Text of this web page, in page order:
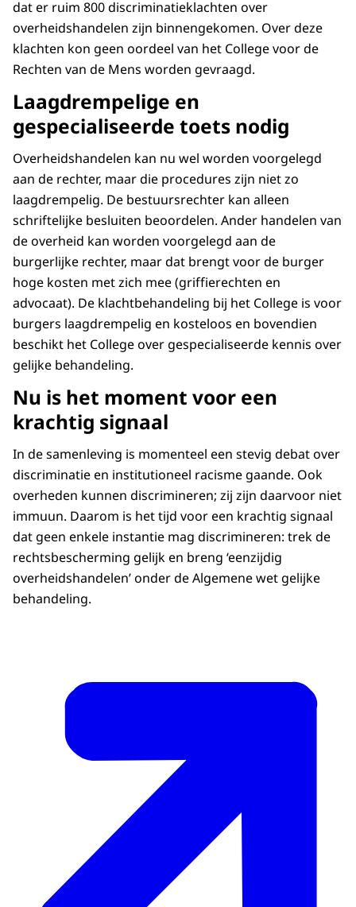
dat er ruim 800 discriminatieklachten over
overheidshandelen zijn binnengekomen. Over deze
klachten kon geen oordeel van het College voor de
Rechten van de Mens worden gevraagd.
Laagdrempelige en
gespecialiseerde toets nodig
Overheidshandelen kan nu wel worden voorgelegd
aan de rechter, maar die procedures zijn niet zo
laagdrempelig. De bestuursrechter kan alleen
schriftelijke besluiten beoordelen. Ander handelen van
de overheid kan worden voorgelegd aan de
burgerlijke rechter, maar dat brengt voor de burger
hoge kosten met zich mee (griffierechten en
advocaat). De klachtbehandeling bij het College is voor
burgers laagdrempelig en kosteloos en bovendien
beschikt het College over gespecialiseerde kennis over
gelijke behandeling.
Nu is het moment voor een
krachtig signaal
In de samenleving is momenteel een stevig debat over
discriminatie en institutioneel racisme gaande. Ook
overheden kunnen discrimineren; zij zijn daarvoor niet
immuun. Daarom is het tijd voor een krachtig signaal
dat geen enkele instantie mag discrimineren: trek de
rechtsbescherming gelijk en breng ‘eenzijdig
overheidshandelen’ onder de Algemene wet gelijke
behandeling.